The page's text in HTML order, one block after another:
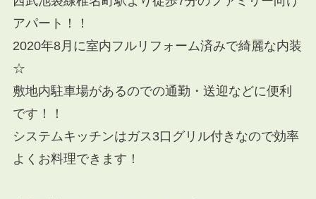
アパート！！
2020年8月に室内フルリフォーム済みで綺麗な内装
☆
敷地内駐車場があるのでの通勤・送迎などに便利
です！！
システムキッチンはガス3口グリル付きなので効率
よくお料理できます！